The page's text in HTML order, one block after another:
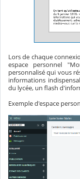
Lors de chaque
espace personnel
personnalisé qui vous
informations
du lycée, un flash
Exemple d'espace